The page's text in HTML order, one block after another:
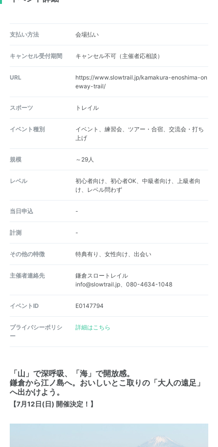
支払い方法 会場払い
キャンセル受付期間 キャンセル不可（主催者応相談）
URL
https://www.slowtrail.jp/kamakura-enoshima-on
eway-trail/
スポーツ トレイル
イベント種別
イベント、練習会、ツアー・合宿、交流会・打ち
上げ
規模 ～29人
レベル
初心者向け、初心者OK、中級者向け、上級者向
け、レベル問わず
当日申込 -
計測 -
その他の特徴 特典有り、女性向け、出会い
主催者連絡先
鎌倉スロートレイル
info@slowtrail.jp、080-4634-1048
イベントID E0147794
プライバシーポリシ
ー
詳細はこちら
「山」で深呼吸、「海」で開放感。
鎌倉から江ノ島へ。 おいしいとこ取りの「大人の遠足」
へ出かけよう。
【7月12日(日) 開催決定！】